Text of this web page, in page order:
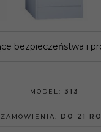
bezpieczeństwa i
MODEL: 313
DO 21